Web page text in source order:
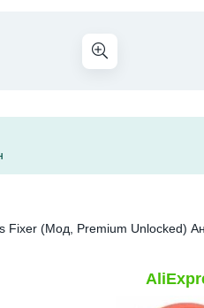
Fixer (Мод, Premium Unlocked)